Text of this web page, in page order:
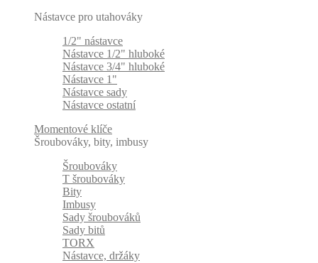
Nástavce pro utahováky
1/2" nástavce
Nástavce 1/2" hluboké
Nástavce 3/4" hluboké
Nástavce 1"
Nástavce sady
Nástavce ostatní
Momentové klíče
Šroubováky, bity, imbusy
Šroubováky
T šroubováky
Bity
Imbusy
Sady šroubováků
Sady bitů
TORX
Nástavce, držáky